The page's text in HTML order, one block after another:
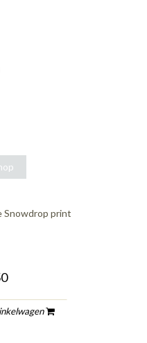
Snowdrop print